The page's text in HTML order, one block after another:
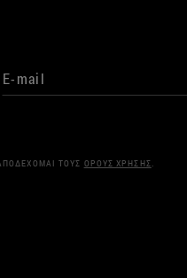
ΤΟΥΣ ΟΡΟΥΣ ΧΡΗΣΗΣ.